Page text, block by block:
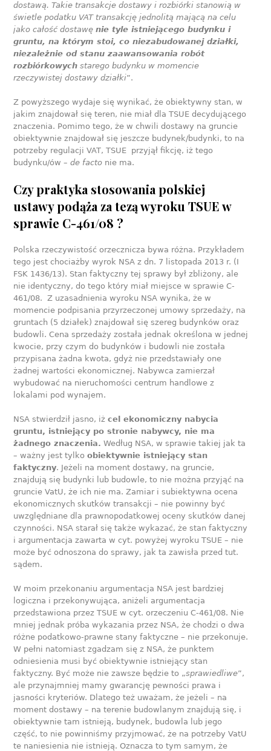
dostawą. Takie transakcje dostawy i rozbiórki stanowią w
świetle podatku VAT transakcję jednolitą mającą na celu
jako całość dostawęnie tyle istniejącego budynku i
gruntu, na którym stoi, co niezabudowanej działki,
niezależnie od stanu zaawansowania robót
rozbiórkowych starego budynku w momencie
rzeczywistej dostawy działki”.
Z powyższego wydaje się wynikać, że obiektywny stan, w
jakim znajdował się teren, nie miał dla TSUE decydującego
znaczenia. Pomimo tego, że w chwili dostawy na gruncie
obiektywnie znajdował się jeszcze budynek/budynki, to na
potrzeby regulacji VAT, TSUE przyjął fikcję, iż tego
budynku/ów –de facto nie ma.
Czy praktyka stosowania polskiej
ustawy podąża za tezą wyroku TSUE w
sprawie C-461/08 ?
Polska rzeczywistość orzecznicza bywa różna. Przykładem
tego jest chociażby wyrok NSA z dn. 7 listopada 2013 r. (I
FSK 1436/13). Stan faktyczny tej sprawy był zbliżony, ale
nie identyczny, do tego który miał miejsce w sprawie C-
461/08. Z uzasadnienia wyroku NSA wynika, że w
momencie podpisania przyrzeczonej umowy sprzedaży, na
gruntach (5 działek) znajdował się szereg budynków oraz
budowli. Cena sprzedaży została jednak określona w jednej
kwocie, przy czym do budynków i budowli nie została
przypisana żadna kwota, gdyż nie przedstawiały one
żadnej wartości ekonomicznej. Nabywca zamierzał
wybudować na nieruchomości centrum handlowe z
lokalami pod wynajem.
NSA stwierdził jasno, iżcel ekonomiczny nabycia
gruntu, istniejący po stronie nabywcy, nie ma
żadnego znaczenia. Według NSA, w sprawie takiej jak ta
– ważny jest tylkoobiektywnie istniejący stan
faktyczny. Jeżeli na moment dostawy, na gruncie,
znajdują się budynki lub budowle, to nie można przyjąć na
gruncie VatU, że ich nie ma. Zamiar i subiektywna ocena
ekonomicznych skutków transakcji – nie powinny być
uwzględniane dla prawnopodatkowej oceny skutków danej
czynności. NSA starał się także wykazać, że stan faktyczny
i argumentacja zawarta w cyt. powyżej wyroku TSUE – nie
może być odnoszona do sprawy, jak ta zawisła przed tut.
sądem.
W moim przekonaniu argumentacja NSA jest bardziej
logiczna i przekonywująca, aniżeli argumentacja
przedstawiona przez TSUE w cyt. orzeczeniu C-461/08. Nie
mniej jednak próba wykazania przez NSA, że chodzi o dwa
różne podatkowo-prawne stany faktyczne – nie przekonuje.
W pełni natomiast zgadzam się z NSA, że punktem
odniesienia musi być obiektywnie istniejący stan
faktyczny. Być może nie zawsze będzie to „sprawiedliwe”,
ale przynajmniej mamy gwarancję pewności prawa i
jasności kryteriów. Dlatego też uważam, że jeżeli – na
moment dostawy – na terenie budowlanym znajdują się, i
obiektywnie tam istnieją, budynek, budowla lub jego
część, to nie powinniśmy przyjmować, że na potrzeby VatU
te naniesienia nie istnieją. Oznacza to tym samym, że